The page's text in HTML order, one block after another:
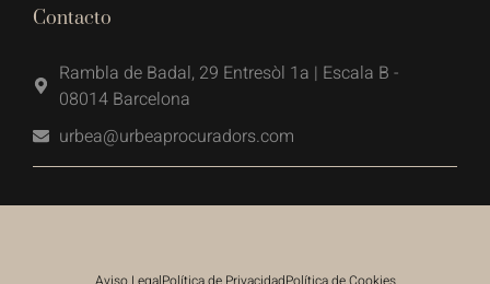
Contacto
Rambla de Badal, 29 Entresòl 1a | Escala B -
08014 Barcelona
urbea@urbeaprocuradors.com